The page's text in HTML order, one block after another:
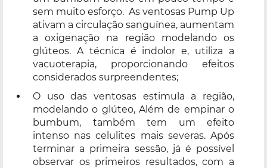
sem muito esforço. As ventosas Pump Up
ativam a circulação sanguínea, aumentam
a oxigenação na região modelando os
glúteos. A técnica é indolor e, utiliza a
vacuoterapia, proporcionando efeitos
considerados surpreendentes;
O uso das ventosas estimula a região,
modelando o glúteo, Além de empinar o
bumbum, também tem um efeito
intenso nas celulites mais severas. Após
terminar a primeira sessão, já é possível
observar os primeiros resultados, com a